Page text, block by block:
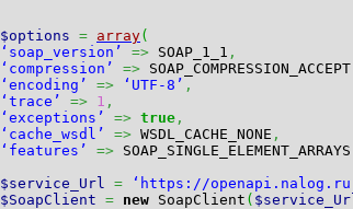
$options = array(
‘soap_version’
=> SOAP_1_1 ,
‘compression’
=> SOAP_COMPRESSION_ACCEPT
‘encoding’
=> ‘UTF-8’ ,
‘trace’
=> 1 ,
‘exceptions’
=> true ,
‘cache_wsdl’
=> WSDL_CACHE_NONE ,
‘features’
=> SOAP_SINGLE_ELEMENT_ARRAYS
$service_Url
= ‘https://
$SoapClient = new SoapClient (